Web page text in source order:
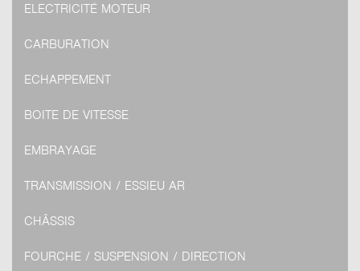
ELECTRICITÉ MOTEUR
CARBURATION
ECHAPPEMENT
BOITE DE VITESSE
EMBRAYAGE
TRANSMISSION / ESSIEU AR
CHÂSSIS
FOURCHE / SUSPENSION / DIRECTION